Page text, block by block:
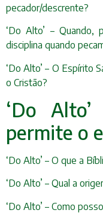
pecador/descrente?
‘Do Alto’ –
disciplina quando
‘Do Alto’ – O Espírito
o Cristão?
‘Do
permite o
‘Do Alto’ – O que a
‘Do Alto’ – Qual a
‘Do Alto’ – Como